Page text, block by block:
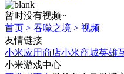
暂时没有视频~
首页 > 吞噬之境 > 视频
友情链接
小米应用商店小米商城英雄
小米游戏中心